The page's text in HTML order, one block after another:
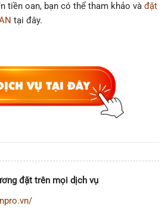
tiền oan, bạn có thể tham khảo và đặt
tại đây.
đặt trên mọi dịch vụ